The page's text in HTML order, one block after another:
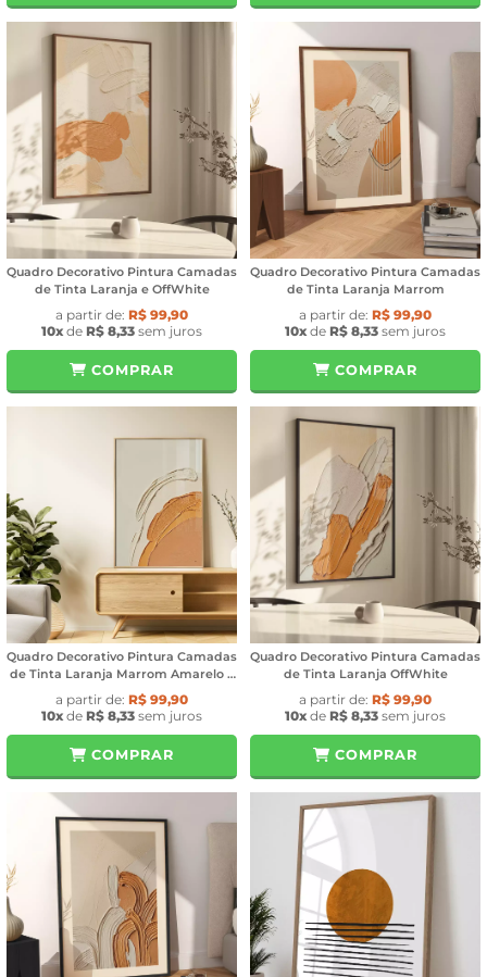
Quadro Decorativo Pintura Camadas
de Tinta Laranja e OffWhite
a partir de: R$ 99,90
10x de R$ 8,33 sem juros
COMPRAR
Quadro Decorativo Pintura Camadas
de Tinta Laranja Marrom
a partir de: R$ 99,90
10x de R$ 8,33 sem juros
COMPRAR
Quadro Decorativo Pintura Camadas
de Tinta Laranja Marrom Amarelo e
OffWhite
a partir de: R$ 99,90
10x de R$ 8,33 sem juros
COMPRAR
Quadro Decorativo Pintura Camadas
de Tinta Laranja OffWhite
a partir de: R$ 99,90
10x de R$ 8,33 sem juros
COMPRAR